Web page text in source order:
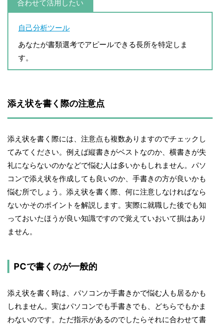
合わせて活用したい
自己分析ツール
あなたが書類選考でアピールできる長所を特定しま
す。
添え状を書く際の注意点
添え状を書く際には、注意点も複数ありますのでチェックし
てみてください。例えば縦書きがベストなのか、横書きが失
礼にならないのかなどで悩む人は多いかもしれません。パソ
コンで添え状を作成しても良いのか、手書きの方が良いかも
悩む所でしょう。添え状を書く際、何に注意しなければなら
ないかそのポイントを解説します。実際に就職した後でも知
っておいたほうが良い知識ですので覚えていおいて損はあり
ません。
PCで書くのが一般的
添え状を書く時は、パソコンか手書きかで悩む人も居るかも
しれません。実はパソコンでも手書きでも、どちらでもかま
わないのです。ただ指示があるのでしたらそれに合わせて書